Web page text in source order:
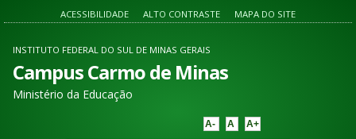
ACESSIBILIDADE ALTO CONTRASTE MAPA DO SITE
INSTITUTO FEDERAL DO SUL DE MINAS GERAIS
Campus Carmo de Minas
Ministério da Educação
A- A A+